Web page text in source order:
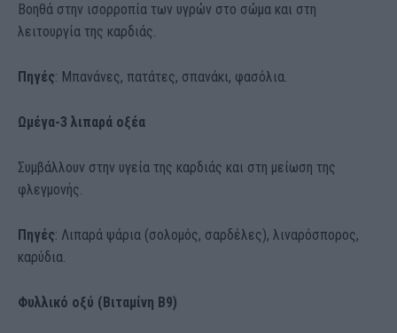
Βοηθά στην ισορροπία των υγρών στο σώμα και στη
λειτουργία της καρδιάς.
Πηγές: Μπανάνες, πατάτες, σπανάκι, φασόλια.
Ωμέγα-3 λιπαρά οξέα
Συμβάλλουν στην υγεία της καρδιάς και στη μείωση της
φλεγμονής.
Πηγές: Λιπαρά ψάρια (σολομός, σαρδέλες), λιναρόσπορος,
καρύδια.
Φυλλικό οξύ (Βιταμίνη Β9)